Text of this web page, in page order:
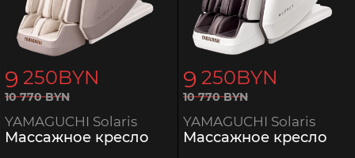
9 250BYN
10 770BYN
YAMAGUCHI Solaris
Массажное кресло
9 250BYN
10 770BYN
YAMAGUCHI Solaris
Массажное кресло